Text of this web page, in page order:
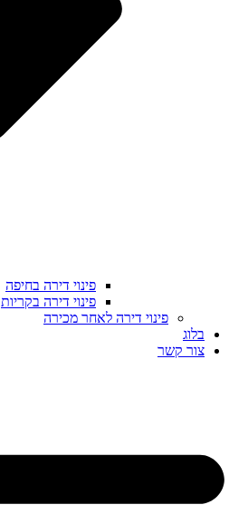
פינוי דירה בחיפה
פינוי דירה בקריות
פינוי דירה לאחר מכירה
בלוג
צור קשר